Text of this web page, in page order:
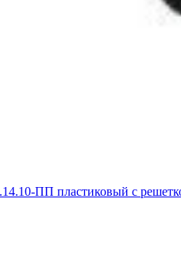
ПП пластиковый с